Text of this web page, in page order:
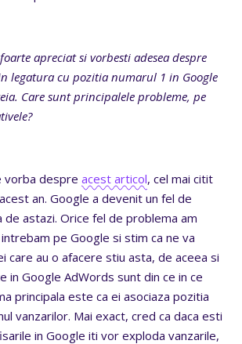
apreciat si vorbesti adesea despre
legatura cu pozitia numarul 1 in Google
Care sunt principalele probleme, pe
vorba despreacest articol, cel mai citit
an. Google a devenit un fel de
de astazi. Orice fel de problema am
pe Google si stim ca ne va
care au o afacere stiu asta, de aceea si
in Google AdWords sunt din ce in ce
principala este ca ei asociaza pozitia
vanzarilor. Mai exact, cred ca daca esti
in Google iti vor exploda vanzarile,